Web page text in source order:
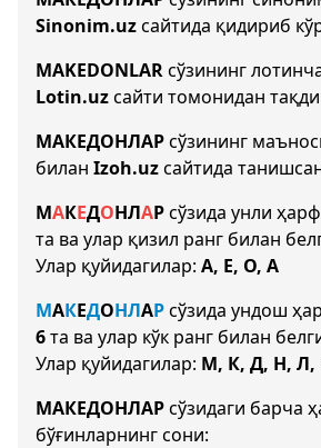
Sinonim.uzсайтида қидириб
MAKEDONLARсўзининг
Lotin.uzсайти томонидан
МАКЕДОНЛАРсўзининг
билан Izoh.uzсайтида
МАКЕДОНЛАРсўзида унли
та ва улар қизил ранг билан
Улар қуйидагилар: А, Е, О, А
МАКЕДОНЛАРсўзида ундош
6та ва улар кўк ранг билан
Улар қуйидагилар: М, К, Д, Н, Л,
МАКЕДОНЛАРсўзидаги барча
бўғинларнинг сони: